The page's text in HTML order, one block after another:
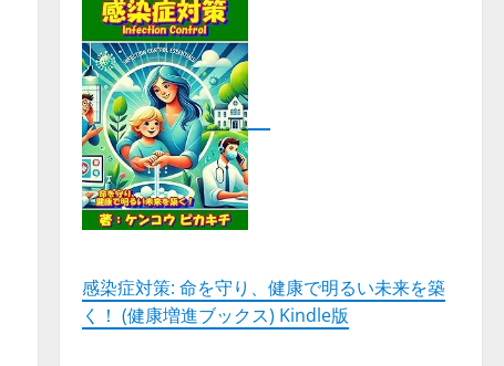
感染症対策: 命を守り、健康で明るい未来を築
く！ (健康増進ブックス) Kindle版